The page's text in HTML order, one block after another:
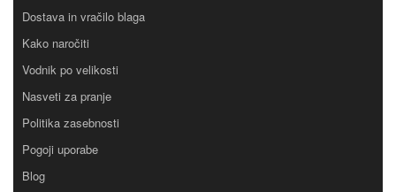
Dostava in vračilo blaga
Kako naročiti
Vodnik po velikosti
Nasveti za pranje
Politika zasebnosti
Pogoji uporabe
Blog